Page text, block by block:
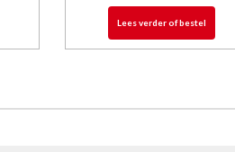
Lees verder of bestel